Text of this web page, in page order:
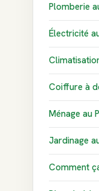
Plomberie
Électricité
Coiffure à
Ménage au
Jardinage
Comment